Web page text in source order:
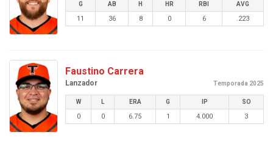
G AB H HR RBI AVG
11 36 8 0 6 .223
Faustino Carrera
Lanzador Temporada 2025
W L ERA G IP SO
0 0 6.75 1 4.000 3